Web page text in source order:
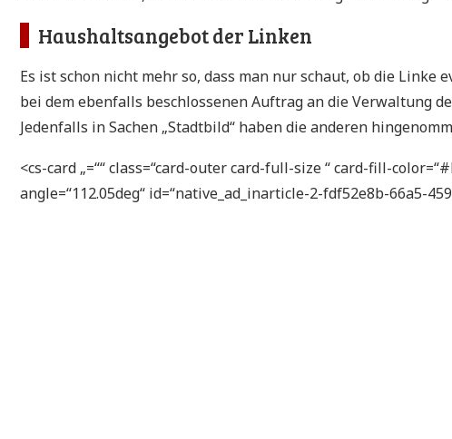
Haushaltsangebot der Linken
Es ist schon nicht mehr so, dass man nur schaut, ob die
bei dem ebenfalls beschlossenen Auftrag an die Verwaltung
Jedenfalls in Sachen „Stadtbild“ haben die anderen
<cs-card „=““ class=“card-outer card-full-size “ card-fill-
angle=“112.05deg“ id=“native_ad_inarticle-2-fdf52e8b-66a5-